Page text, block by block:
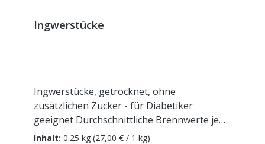
Ingwerstücke
Ingwerstücke, getrocknet, ohne
zusätzlichen Zucker - für Diabetiker
geeignet Durchschnittliche Brennwerte je
100 g Brennwert 1465 kJ / 350 kcal Fett 0 g
Inhalt: 0.25 kg (27,00 € / 1 kg)